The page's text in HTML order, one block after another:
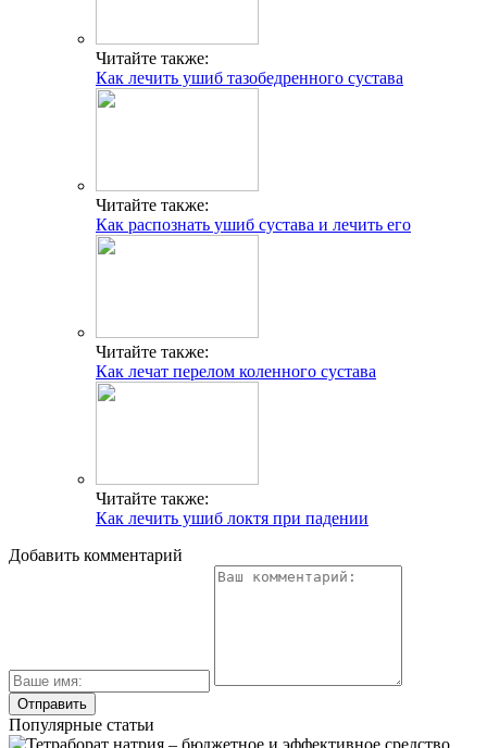
Читайте также:
Как лечить ушиб тазобедренного сустава
Читайте также:
Как распознать ушиб сустава и лечить его
Читайте также:
Как лечат перелом коленного сустава
Читайте также:
Как лечить ушиб локтя при падении
Добавить комментарий
Популярные статьи